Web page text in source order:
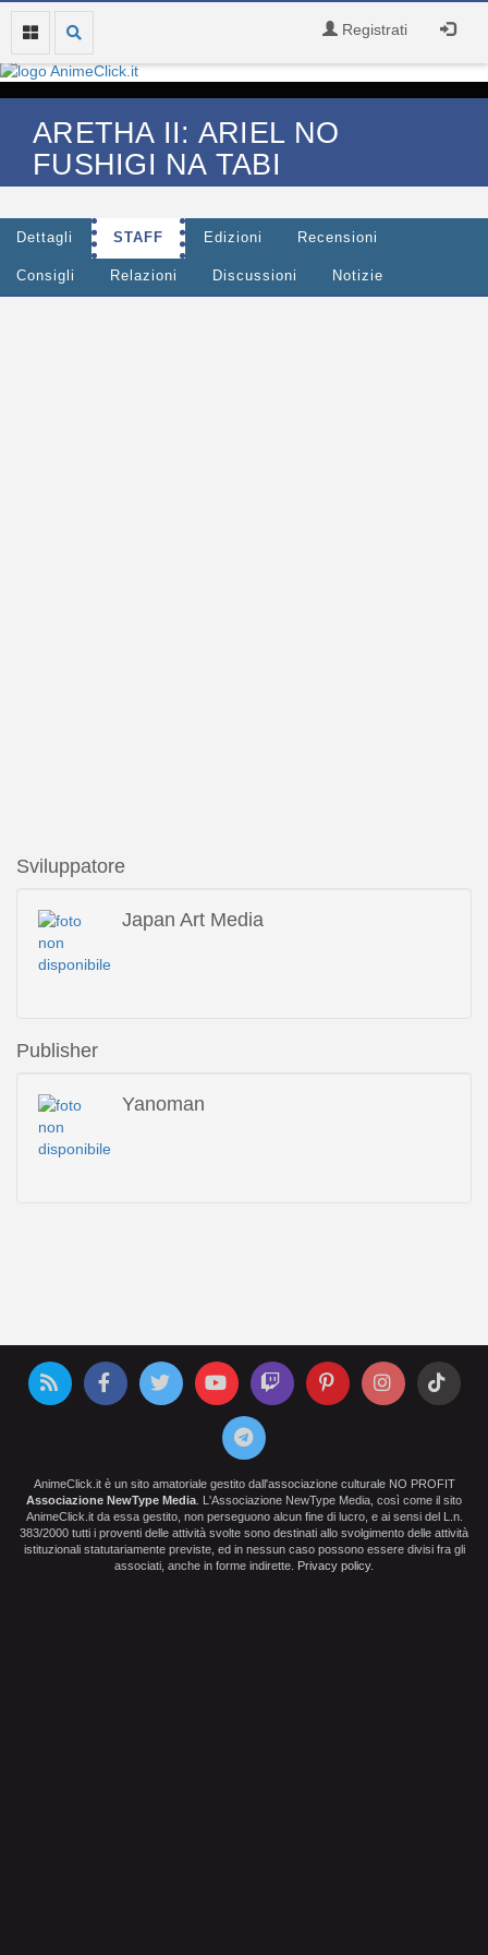
Registrati
ARETHA II: ARIEL NO
FUSHIGI NA TABI
Dettagli STAFF Edizioni Recensioni
Consigli Relazioni Discussioni Notizie
Sviluppatore
Japan Art Media
Publisher
Yanoman
AnimeClick.it è un sito amatoriale gestito dall'associazione culturale NO PROFIT
Associazione NewType Media . L'Associazione NewType Media, così come il sito
AnimeClick.it da essa gestito, non perseguono alcun fine di lucro, e ai sensi del L.n.
383/2000 tutti i proventi delle attività svolte sono destinati allo svolgimento delle attività
istituzionali statutariamente previste, ed in nessun caso possono essere divisi fra gli
associati, anche in forme indirette. Privacy policy.